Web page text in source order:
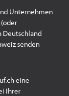
Unternehmen
Deutschland
senden
eine
Ihrer